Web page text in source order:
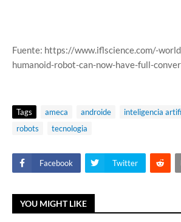
Fuente: https://www.iflscience.com/-
humanoid-robot-can-now-have-full-
Tags ameca androide inteligencia
robots
tecnologia
Facebook Twitter
YOU MIGHT LIKE